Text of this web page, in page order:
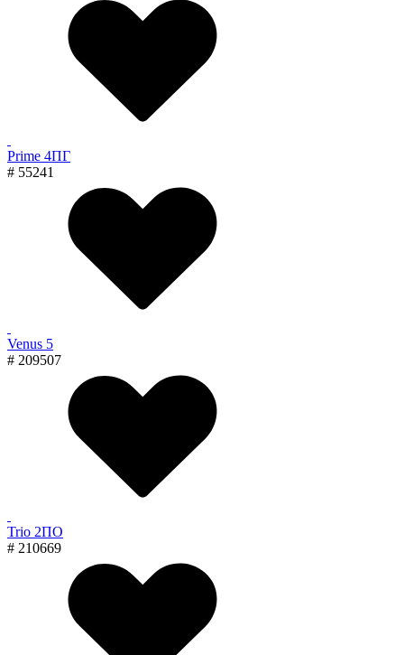
Prime 4ПГ
# 55241
Venus 5
# 209507
Trio 2ПО
# 210669